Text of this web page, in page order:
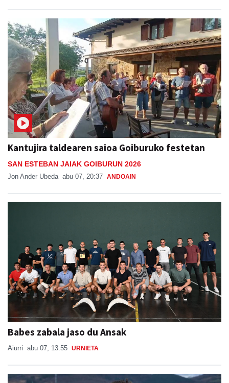
Kantujira taldearen saioa Goiburuko festetan
SAN ESTEBAN JAIAK GOIBURUN 2026
Jon Ander Ubeda abu 07, 20:37 ANDOAIN
Babes zabala jaso du Ansak
Aiurri abu 07, 13:55 URNIETA